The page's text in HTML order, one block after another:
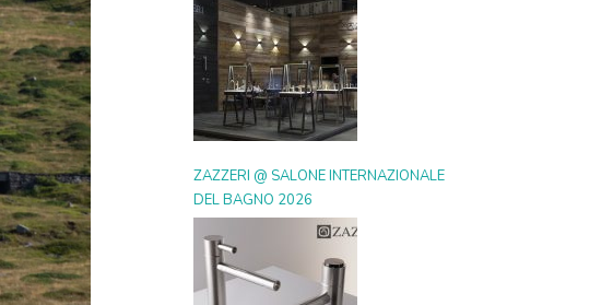
ZAZZERI @ SALONE INTERNAZIONALE
DEL BAGNO 2026